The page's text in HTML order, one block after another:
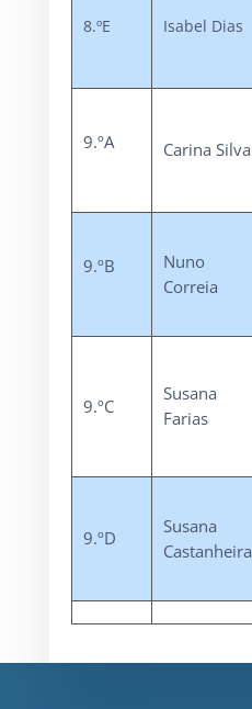
8.ºE Isabel Dias
9.ºA Carina Silva
9.ºB
Nuno
Correia
9.ºC
Susana
Farias
9.ºD
Susana
Castanheira